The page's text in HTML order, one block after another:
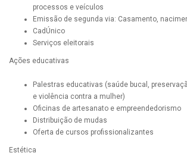
processos e veículos
Emissão de segunda via: Casamento,
CadÚnico
Serviços eleitorais
Ações educativas
Palestras educativas (saúde bucal,
e violência contra a mulher)
Oficinas de artesanato e empreendedorismo
Distribuição de mudas
Oferta de cursos profissionalizantes
Estética